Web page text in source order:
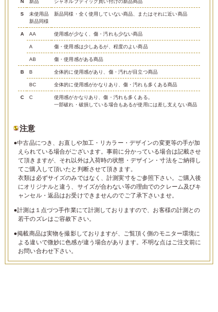
S
未使用品
新品同様
新品同様・全く使用していない商品、またはそれに近い商品
A AA 使用感が少なく、傷・汚れも少ない商品
A 傷・使用感は少しあるが、程度のよい商品
AB 傷・使用感がある商品
B B 全体的に使用感があり、傷・汚れが目立つ商品
BC 全体的に使用感がかなりあり、傷・汚れも多くある商品
C C
使用感がかなりあり、傷・汚れも多くある。
一部破れ・破損している場合もあるが使用には差し支えない商品
注意
●中古品につき、お直しや加工・リカラー・デザインの変更等の手が加
えられている場合がございます。事前に分かっている場合は記載させ
て頂きますが、それ以外は入荷時の状態・デザイン・寸法をご納得し
てご購入して頂いたと判断させて頂きます。
衣類は必ずサイズのみではなく、計測実寸をご参照下さい。ご購入後
にオリジナルと違う、サイズが合わない等の理由でのクレーム及びキ
ャンセル・返品はお受けできませんのでご了承下さいませ。
●計測は１点づつ手作業にて計測しておりますので、お客様の計測との
若干のズレはご容赦下さい。
●掲載商品は実物を撮影しておりますが、ご覧頂く側のモニター環境に
よる違いで微妙に色感が違う場合があります。不明な点はご注文前に
お問い合わせ下さい。